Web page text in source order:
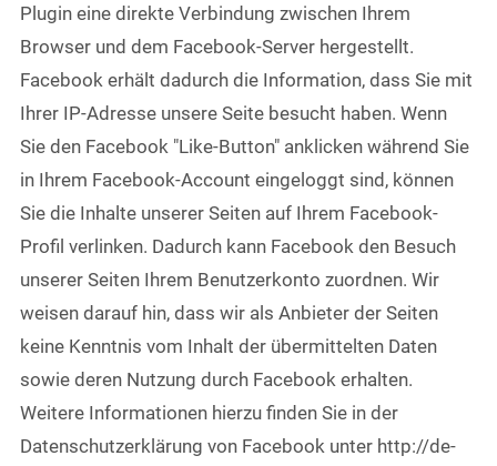
Plugin eine direkte Verbindung zwischen Ihrem
Browser und dem Facebook-Server hergestellt.
Facebook erhält dadurch die Information, dass Sie mit
Ihrer IP-Adresse unsere Seite besucht haben. Wenn
Sie den Facebook "Like-Button" anklicken während Sie
in Ihrem Facebook-Account eingeloggt sind, können
Sie die Inhalte unserer Seiten auf Ihrem Facebook-
Profil verlinken. Dadurch kann Facebook den Besuch
unserer Seiten Ihrem Benutzerkonto zuordnen. Wir
weisen darauf hin, dass wir als Anbieter der Seiten
keine Kenntnis vom Inhalt der übermittelten Daten
sowie deren Nutzung durch Facebook erhalten.
Weitere Informationen hierzu finden Sie in der
Datenschutzerklärung von Facebook unter http://de-